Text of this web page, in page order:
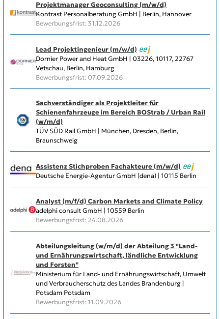
Projektmanager Geoconsulting (m/w/d)
Kontrast Personalberatung GmbH | Berlin, Hannover
Bewerbungsfrist: 31.12.2026
Lead Projektingenieur (m/w/d)
Dornier Power and Heat GmbH | 03226, 10117, 22767
Vetschau, Berlin, Hamburg
Bewerbungsfrist: 07.09.2026
Sachverständiger als Projektleiter für
Schienenfahrzeuge im Bereich BOStrab / Urban Rail
(w/m/d)
TÜV SÜD Rail GmbH | München, Dresden, Berlin,
Braunschweig
Assistenz Stichproben Fachakteure (m/w/d)
Deutsche Energie-Agentur GmbH (dena) | 10115 Berlin
Analyst (m/f/d) Carbon Markets and Climate Policy
adelphi consult GmbH | 10559 Berlin
Bewerbungsfrist: 24.08.2026
Abteilungsleitung (w/m/d) der Abteilung 3 "Land-
und Ernährungswirtschaft, ländliche Entwicklung
und Forsten"
Ministerium für Land- und Ernährungswirtschaft, Umwelt
und Verbraucherschutz des Landes Brandenburg |
Potsdam Potsdam
Bewerbungsfrist: 11.09.2026